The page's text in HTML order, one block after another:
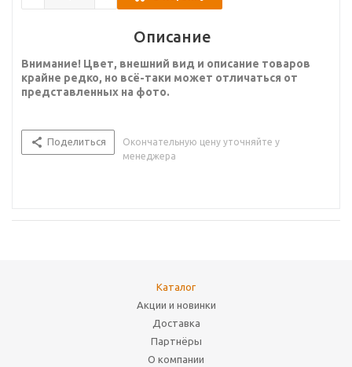
Описание
Внимание! Цвет, внешний вид и описание товаров
крайне редко, но всё-таки может отличаться от
представленных на фото.
Поделиться
Окончательную цену уточняйте у
менеджера
Каталог
Акции и новинки
Доставка
Партнёры
О компании